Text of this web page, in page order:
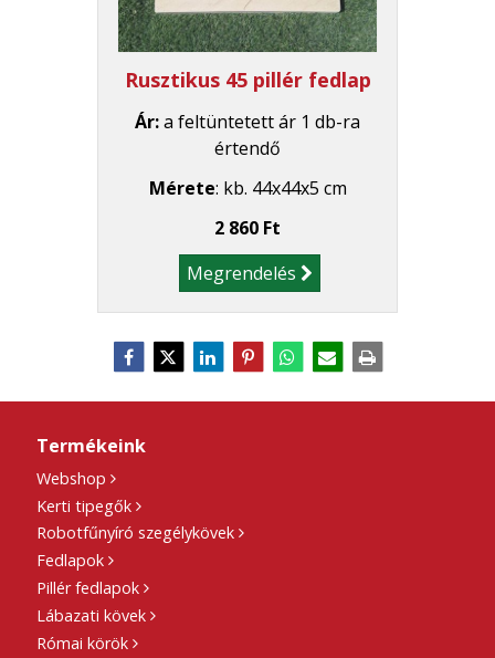
Rusztikus 45 pillér fedlap
Ár:a feltüntetett ár 1 db-ra
értendő
Mérete: kb. 44x44x5 cm
2 860 Ft
Megrendelés
Termékeink
Webshop
Kerti tipegők
Robotfűnyíró szegélykövek
Fedlapok
Pillér fedlapok
Lábazati kövek
Római körök